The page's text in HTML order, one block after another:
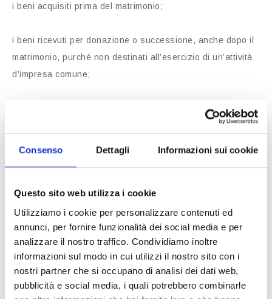
Consenso Dettagli Informazioni sui cookie
Questo sito web utilizza i cookie
Utilizziamo i cookie per personalizzare contenuti ed
annunci, per fornire funzionalità dei social media e per
analizzare il nostro traffico. Condividiamo inoltre
informazioni sul modo in cui utilizzi il nostro sito con i
nostri partner che si occupano di analisi dei dati web,
pubblicità e social media, i quali potrebbero combinarle
i beni acquisiti prima del matrimonio;
i beni ricevuti per donazione o successione, anche dopo il
matrimonio, purché non destinati all’esercizio di un’attività
d’impresa comune;
i beni di uso strettamente personale di ciascun coniuge;
i risarcimenti per danni alla persona del coniuge. Un
aspetto particolarmente rilevante riguarda il reinvestimento
di beni personali: se un coniuge vende un bene personale,
può utilizzarne il ricavato per acquistare un altro bene,
mantenendone la natura personale. Tuttavia, affinché ciò
sia possibile, è necessario rispettare determinati requisiti.